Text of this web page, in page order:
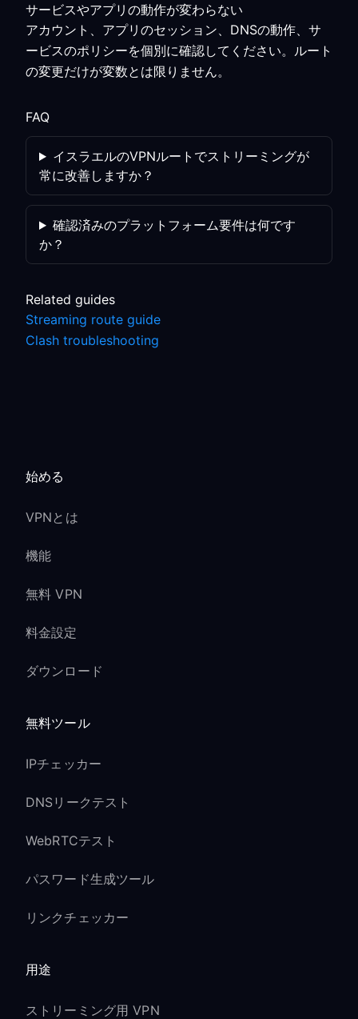
サービスやアプリの動作が変わらない
アカウント、アプリのセッション、DNSの動作、サ
ービスのポリシーを個別に確認してください。ルート
の変更だけが変数とは限りません。
FAQ
イスラエルのVPNルートでストリーミングが
常に改善しますか？
確認済みのプラットフォーム要件は何です
か？
Related guides
Streaming route guide
Clash troubleshooting
始める
VPNとは
機能
無料 VPN
料金設定
ダウンロード
無料ツール
IPチェッカー
DNSリークテスト
WebRTCテスト
パスワード生成ツール
リンクチェッカー
用途
ストリーミング用 VPN